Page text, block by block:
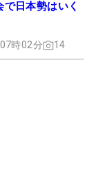
日本勢はいく
時02分 14